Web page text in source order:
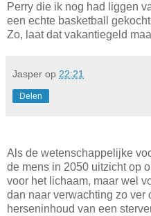
Perry die ik nog had liggen
een echte basketball
Zo, laat dat vakantiegeld
Jasper op 22:21
Delen
Als de wetenschappelijke
de mens in 2050 uitzicht op
voor het lichaam, maar wel
dan naar verwachting zo ver
herseninhoud van een